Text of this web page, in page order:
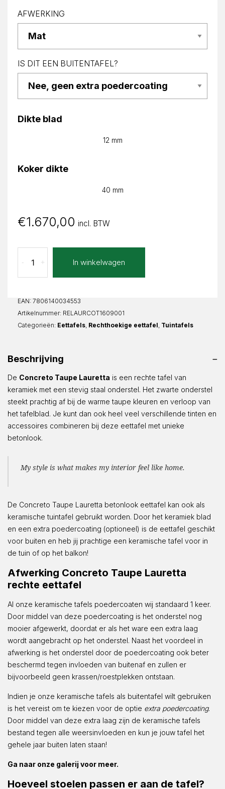
AFWERKING
IS DIT EEN BUITENTAFEL?
Dikte blad
12 mm
Koker dikte
40 mm
€1.670,00 incl. BTW
Taupe
Lauretta
aantal
+
- In winkelwagen
EAN: 7806140034553
Artikelnummer: RELAURCOT1609001
Categorieën: Eettafels Rechthoekige eettafel Tuintafels
Beschrijving
De Concreto Taupe Lauretta is een rechte tafel van
keramiek met een stevig staal onderstel. Het zwarte onderstel
steekt prachtig af bij de warme taupe kleuren en verloop van
het tafelblad. Je kunt dan ook heel veel verschillende tinten en
accessoires combineren bij deze eettafel met unieke
betonlook.
My style is what makes my interior feel like home.
De Concreto Taupe Lauretta betonlook eettafel kan ook als
keramische tuintafel gebruikt worden. Door het keramiek blad
en een extra poedercoating (optioneel) is de eettafel geschikt
voor buiten en heb jij prachtige een keramische tafel voor in
de tuin of op het balkon!
Afwerking Concreto Taupe Lauretta
rechte eettafel
Al onze keramische tafels poedercoaten wij standaard 1 keer.
Door middel van deze poedercoating is het onderstel nog
mooier afgewerkt, doordat er als het ware een extra laag
wordt aangebracht op het onderstel. Naast het voordeel in
afwerking is het onderstel door de poedercoating ook beter
beschermd tegen invloeden van buitenaf en zullen er
bijvoorbeeld geen krassen/roestplekken ontstaan.
Indien je onze keramische tafels als buitentafel wilt gebruiken
is het vereist om te kiezen voor de optie extra poedercoating.
Door middel van deze extra laag zijn de keramische tafels
bestand tegen alle weersinvloeden en kun je jouw tafel het
gehele jaar buiten laten staan!
Ga naar onze galerij voor meer.
Hoeveel stoelen passen er aan de tafel?